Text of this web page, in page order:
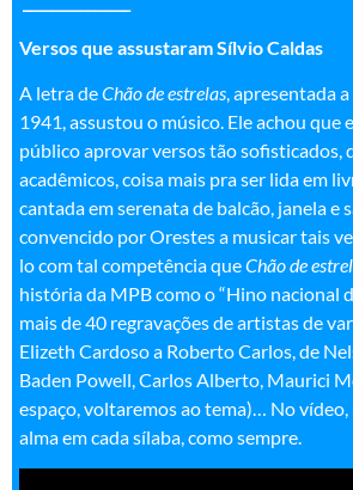
Versos que assustaram Sílvio Caldas
A letra deChão de estrelas, apresentada
1941, assustou o músico. Ele achou que
público aprovar versos tão sofisticados,
acadêmicos, coisa mais pra ser lida em
cantada em serenata de balcão, janela e
convencido por Orestes a musicar tais
lo com tal competência queChão de
história da MPB como o “Hino nacional
mais de 40 regravações de artistas de
Elizeth Cardoso a Roberto Carlos, de
Baden Powell, Carlos Alberto, Maurici
espaço, voltaremos ao tema)… No
alma em cada sílaba, como sempre.